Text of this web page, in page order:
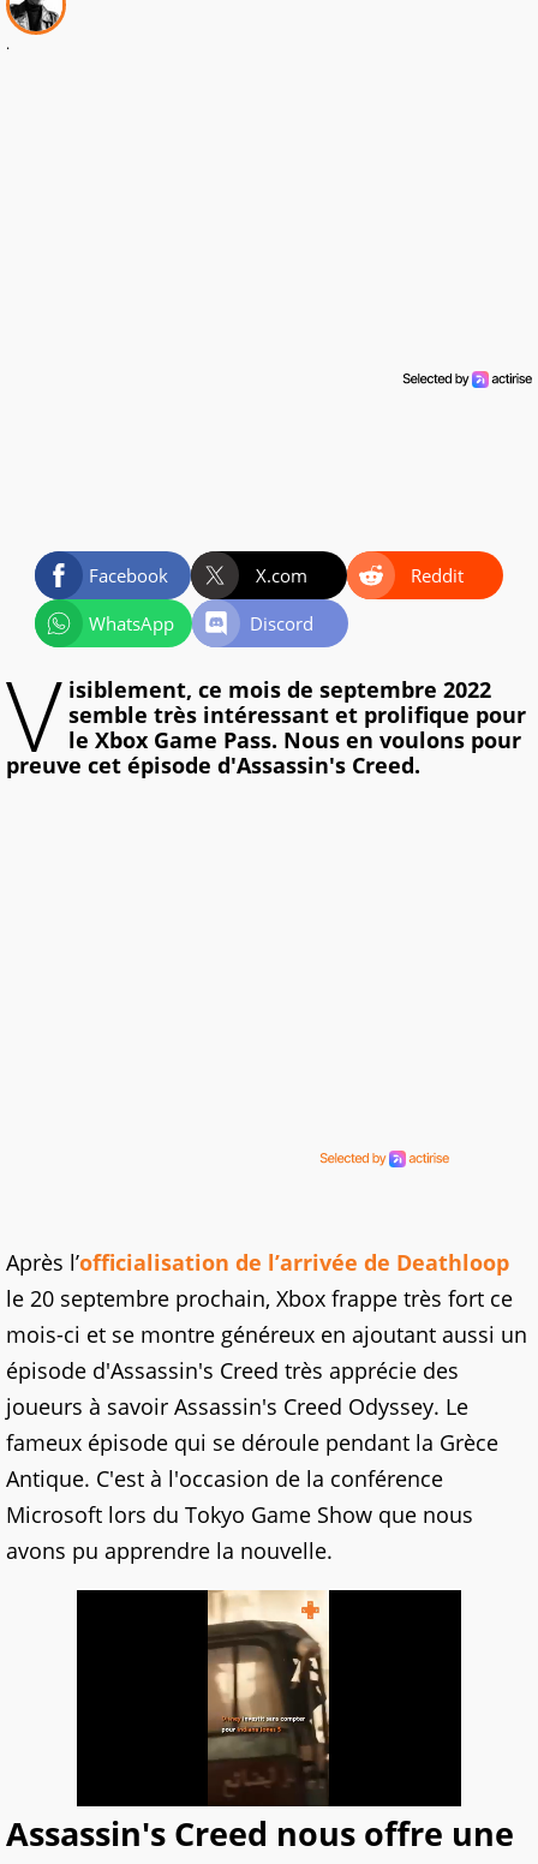
.
Facebook X.com
Reddit
WhatsApp
Discord
V isiblement, ce mois de septembre 2022
semble très intéressant et prolifique pour
le Xbox Game Pass. Nous en voulons pour
preuve cet épisode d'Assassin's Creed.
Après l’officialisation de l’arrivée de Deathloop
le 20 septembre prochain, Xbox frappe très fort ce
mois-ci et se montre généreux en ajoutant aussi un
épisode d'Assassin's Creed très apprécie des
joueurs à savoir Assassin's Creed Odyssey. Le
fameux épisode qui se déroule pendant la Grèce
Antique. C'est à l'occasion de la conférence
Microsoft lors du Tokyo Game Show que nous
avons pu apprendre la nouvelle.
Assassin's Creed nous offre une